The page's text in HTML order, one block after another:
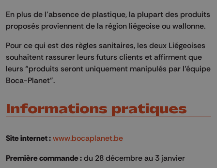
En plus de l’absence de plastique, la plupart des produits
proposés proviennent de la région liégeoise ou wallonne.
Pour ce qui est des règles sanitaires, les deux Liégeoises
souhaitent rassurer leurs futurs clients et affirment que
leurs “produits seront uniquement manipulés par l’équipe
Boca-Planet".
Informations pratiques
Site internet : www.bocaplanet.be
Première commande : du 28 décembre au 3 janvier